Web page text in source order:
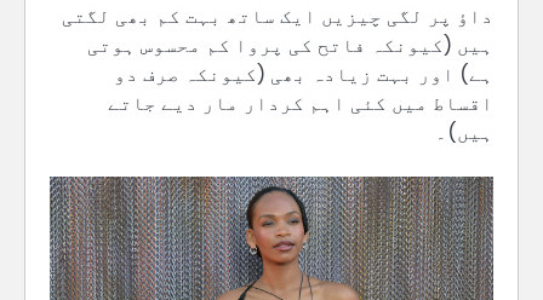
داؤ پر لگی چیزیں ایک ساتھ بہت کم بھی لگتی
ہیں (کیونکہ فاتح کی پروا کم محسوس ہوتی
ہے) اور بہت زیادہ بھی (کیونکہ صرف دو
اقساط میں کئی اہم کردار مار دیے جاتے
ہیں)۔